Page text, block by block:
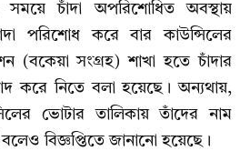
সময়ে চাঁদা অপরিশোধিত অবস্থায়
পরিশোধ করে বার কাউন্সিলের
(বকেয়া সংগ্রহ) শাখা হতে চাঁদার
করে নিতে বলা হয়েছে। অন্যথায়,
ভোটার তালিকায় তাঁদের নাম
বলেও বিজ্ঞপ্তিতে জানানো হয়েছে।